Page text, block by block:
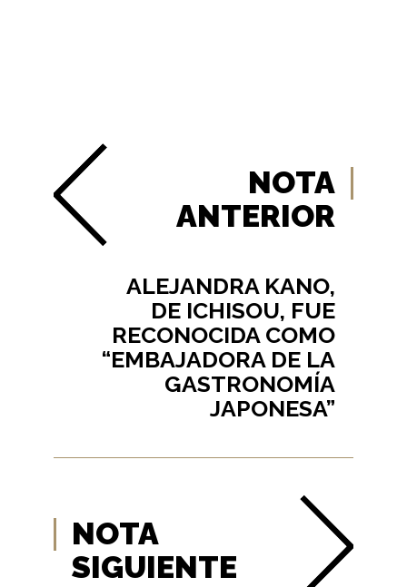
NOTA
ANTERIOR
ALEJANDRA KANO,
DE ICHISOU, FUE
RECONOCIDA COMO
“EMBAJADORA DE LA
GASTRONOMÍA
JAPONESA”
NOTA
SIGUIENTE